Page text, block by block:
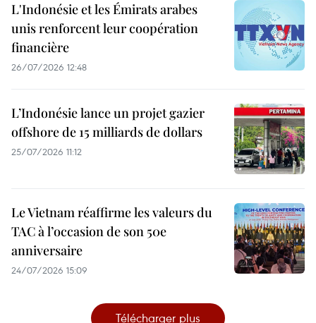
L'Indonésie et les Émirats arabes
unis renforcent leur coopération
financière
26/07/2026 12:48
L’Indonésie lance un projet gazier
offshore de 15 milliards de dollars
25/07/2026 11:12
Le Vietnam réaffirme les valeurs du
TAC à l’occasion de son 50e
anniversaire
24/07/2026 15:09
Télécharger plus